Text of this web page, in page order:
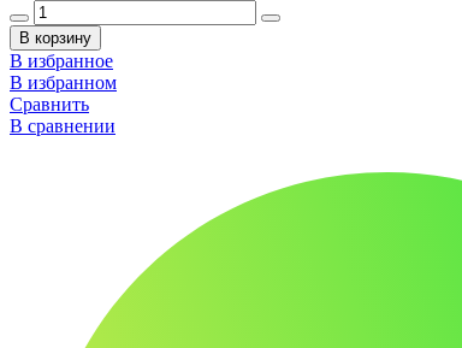
В корзину
В избранное
В избранном
Сравнить
В сравнении